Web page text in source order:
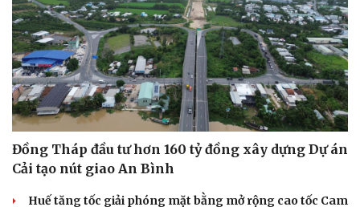
Đồng Tháp đầu tư hơn 160 tỷ đồng xây dựng Dự án
Cải tạo nút giao An Bình
Huế tăng tốc giải phóng mặt bằng mở rộng cao tốc Cam